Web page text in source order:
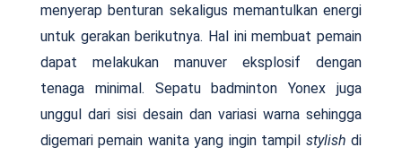
menyerap benturan sekaligus memantulkan energi
untuk gerakan berikutnya. Hal ini membuat pemain
dapat melakukan manuver eksplosif dengan
tenaga minimal. Sepatu badminton Yonex juga
unggul dari sisi desain dan variasi warna sehingga
digemari pemain wanita yang ingin tampil stylish di